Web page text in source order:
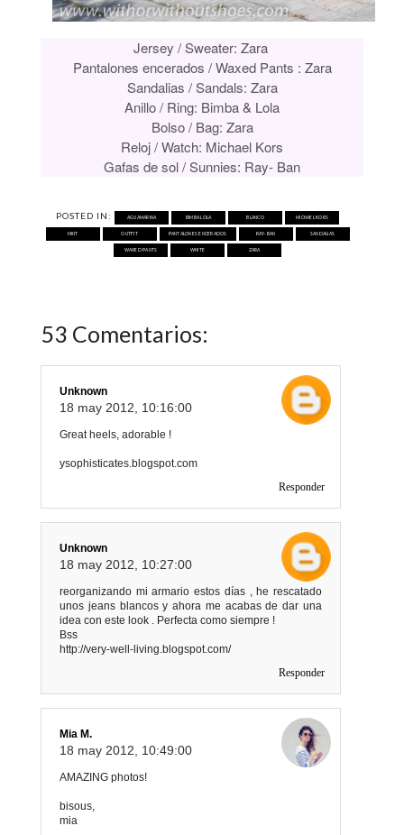
Jersey / Sweater: Zara
Pantalones encerados / Waxed Pants : Zara
Sandalias / Sandals: Zara
Anillo / Ring: Bimba & Lola
Bolso / Bag: Zara
Reloj / Watch: Michael Kors
Gafas de sol / Sunnies: Ray- Ban
POSTED IN: AGUAMARINA BIMBA LOLA BLANCO MICHAEL KORS
MINT OUTFIT PANTALONES ENCERADOS RAY-BAN SANDALIAS
WAXED PANTS WHITE ZARA
53 Comentarios:
Unknown
18 may 2012, 10:16:00
Great heels, adorable !
ysophisticates.blogspot.com
Responder
Unknown
18 may 2012, 10:27:00
reorganizando mi armario estos días , he rescatado
unos jeans blancos y ahora me acabas de dar una
idea con este look . Perfecta como siempre !
Bss
http://very-well-living.blogspot.com/
Responder
Mia M.
18 may 2012, 10:49:00
AMAZING photos!
bisous,
mia